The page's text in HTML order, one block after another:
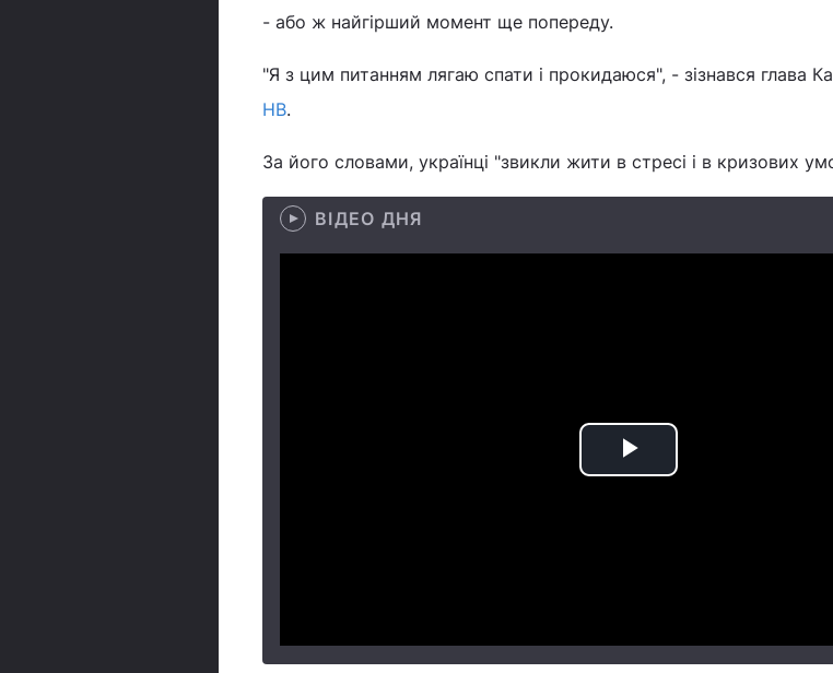
- або ж найгірший момент ще попереду.
"Я з цим питанням лягаю спати і прокидаюся", - зізнався глава
НВ.
За його словами, українці "звикли жити в стресі і в кризових
ВІДЕО ДНЯ
Play